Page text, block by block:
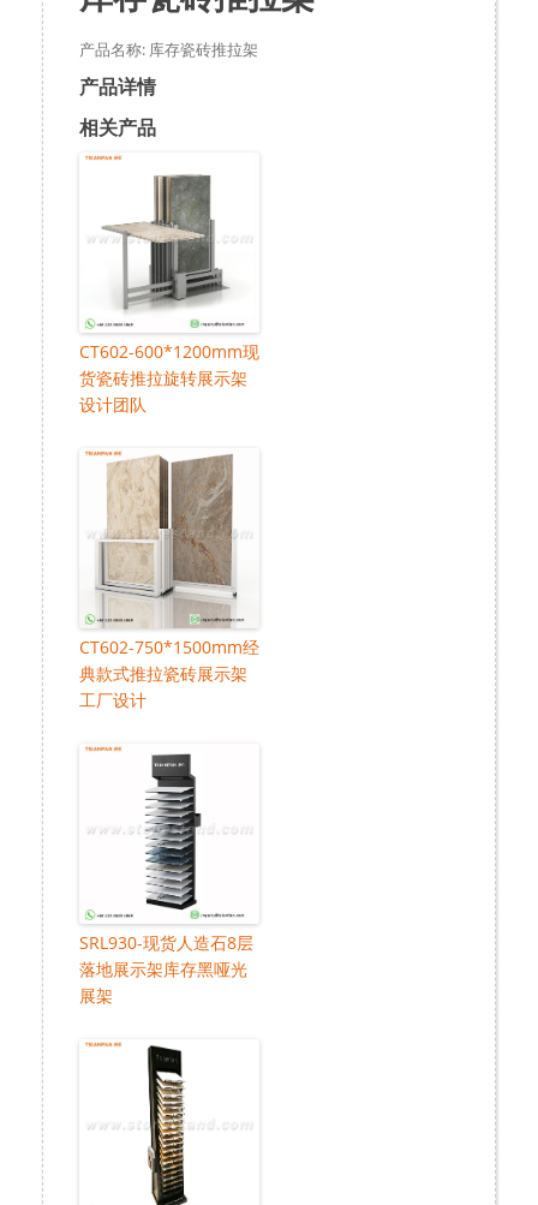
产品名称: 库存瓷砖推拉架
产品详情
相关产品
CT602-600*1200mm现
货瓷砖推拉旋转展示架
设计团队
CT602-750*1500mm经
典款式推拉瓷砖展示架
工厂设计
SRL930-现货人造石8层
落地展示架库存黑哑光
展架